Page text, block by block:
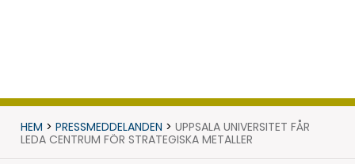
HEM > PRESSMEDDELANDEN > UPPSALA UNIVERSITET FÅR
LEDA CENTRUM FÖR STRATEGISKA METALLER